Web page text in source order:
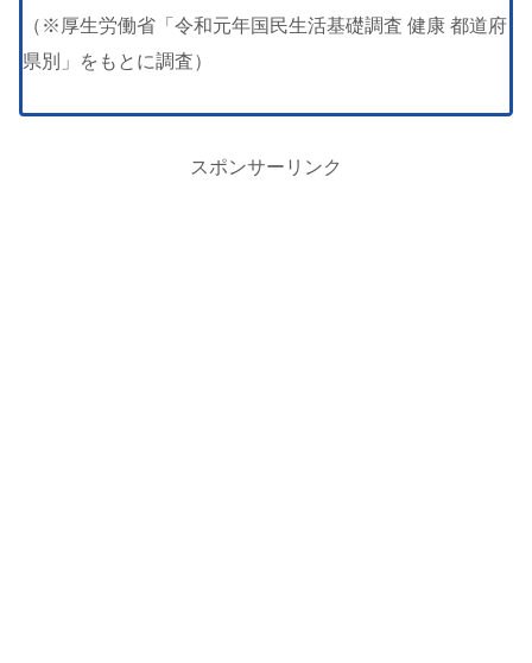
（※厚生労働省「令和元年国民生活基礎調査 健康 都道府
県別」をもとに調査）
スポンサーリンク